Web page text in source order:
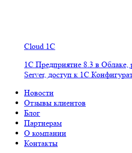
Cloud 1C
1С Предприятие 8.3 в Облаке,
Server, доступ к 1С
Новости
Отзывы клиентов
Блог
Партнерам
О компании
Контакты